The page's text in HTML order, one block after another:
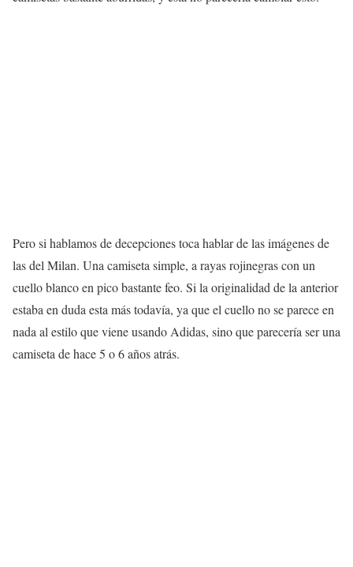
Pero si hablamos de decepciones toca hablar de las imágenes de
las del Milan. Una camiseta simple, a rayas rojinegras con un
cuello blanco en pico bastante feo. Si la originalidad de la anterior
estaba en duda esta más todavía, ya que el cuello no se parece en
nada al estilo que viene usando Adidas, sino que parecería ser una
camiseta de hace 5 o 6 años atrás.